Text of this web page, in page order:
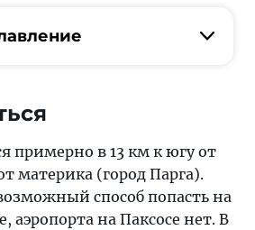
примерно в 13 км к югу от
материка (город Парга).
способ попасть на
аэропорта на Паксосе нет. В